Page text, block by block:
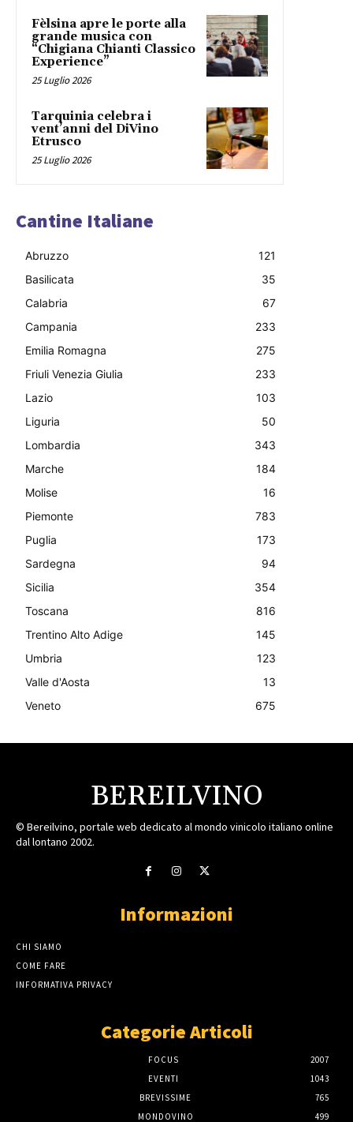
Fèlsina apre le porte alla
grande musica con
“Chigiana Chianti Classico
Experience”
25 Luglio 2026
Tarquinia celebra i
vent’anni del DiVino
Etrusco
25 Luglio 2026
Cantine Italiane
Abruzzo
121
Basilicata
35
Calabria
67
Campania
233
Emilia Romagna
275
Friuli Venezia Giulia
233
Lazio
103
Liguria
50
Lombardia
343
Marche
184
Molise
16
Piemonte
783
Puglia
173
Sardegna
94
Sicilia
354
Toscana
816
Trentino Alto Adige
145
Umbria
123
Valle d'Aosta
13
Veneto
675
BEREILVINO
© Bereilvino, portale web dedicato al mondo vinicolo italiano online
dal lontano 2002.
Informazioni
CHI SIAMO
COME FARE
INFORMATIVA PRIVACY
Categorie Articoli
FOCUS
2007
EVENTI
1043
BREVISSIME
765
MONDOVINO
499